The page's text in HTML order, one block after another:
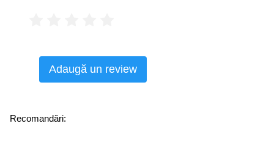
Adaugă un review
Recomandări: